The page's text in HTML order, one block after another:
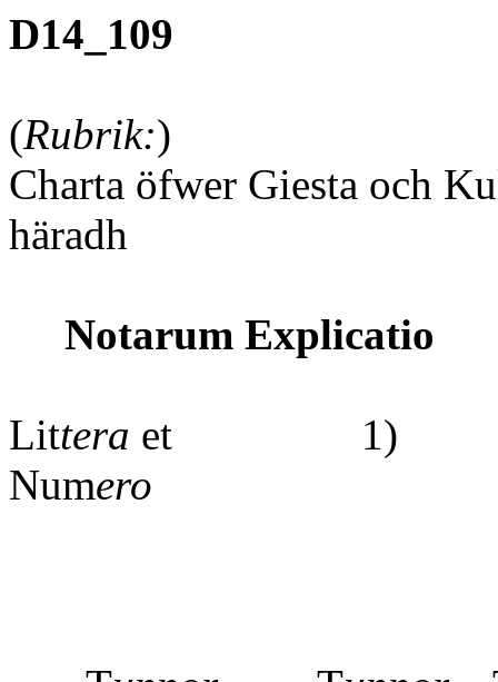
D14_109
(Rubrik:)
Charta öfwer Giesta och
häradh
Notarum Explicatio
Littera
Numero